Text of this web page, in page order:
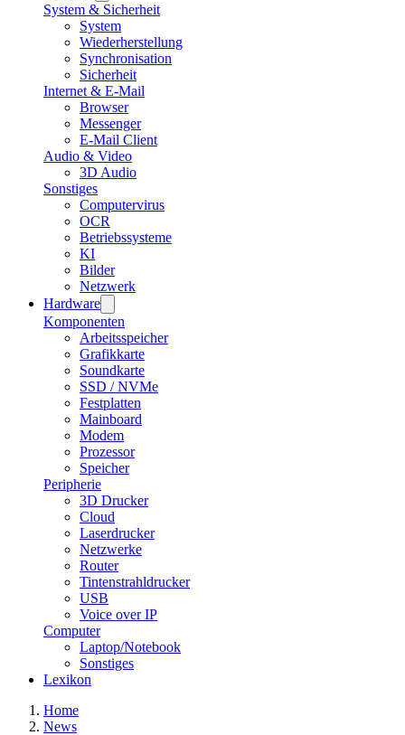
System & Sicherheit
System
Wiederherstellung
Synchronisation
Sicherheit
Internet & E-Mail
Browser
Messenger
E-Mail Client
Audio & Video
3D Audio
Sonstiges
Computervirus
OCR
Betriebssysteme
KI
Bilder
Netzwerk
Hardware
Komponenten
Arbeitsspeicher
Grafikkarte
Soundkarte
SSD / NVMe
Festplatten
Mainboard
Modem
Prozessor
Speicher
Peripherie
3D Drucker
Cloud
Laserdrucker
Netzwerke
Router
Tintenstrahldrucker
USB
Voice over IP
Computer
Laptop/Notebook
Sonstiges
Lexikon
Home
News